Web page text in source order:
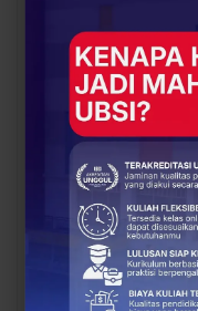
Kerja
BERITA
Dosen Pembimbing
Lapangan Dampingi
Keberangkatan